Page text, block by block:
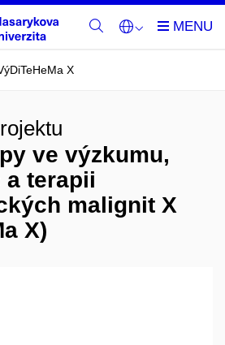
X
ve výzkumu,
terapii
malignit X
X)